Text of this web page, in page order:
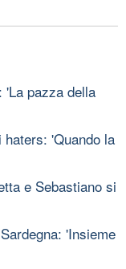
'La pazza della
'Quando la
e Sebastiano si
'Insieme